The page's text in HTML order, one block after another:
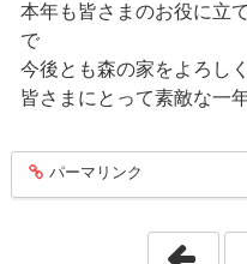
本年も皆さまのお役に立
で
今後とも森の家をよろし
皆さまにとって素敵な一
entry403
パーマリンク